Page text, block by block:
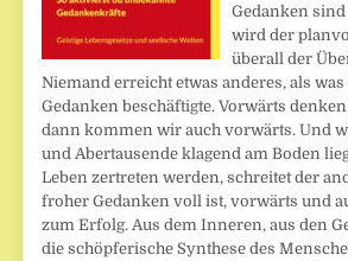
Gedanken sind
wird der
überall der
Niemand erreicht etwas anderes, als
Gedanken beschäftigte. Vorwärts
dann kommen wir auch vorwärts. Und
und Abertausende klagend am Boden
Leben zertreten werden, schreitet der
froher Gedanken voll ist, vorwärts und
zum Erfolg. Aus dem Inneren, aus den
die schöpferische Synthese des